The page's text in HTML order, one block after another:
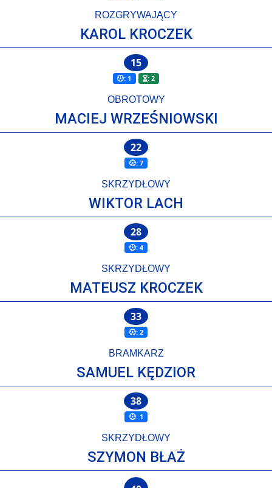
KAROL KROCZEK
ROZGRYWAJĄCY
MACIEJ WRZEŚNIOWSKI
OBROTOWY
: 1 : 2
15
WIKTOR LACH
SKRZYDŁOWY
: 7
22
MATEUSZ KROCZEK
SKRZYDŁOWY
: 4
28
SAMUEL KĘDZIOR
BRAMKARZ
: 2
33
SZYMON BŁAŻ
SKRZYDŁOWY
: 1
38